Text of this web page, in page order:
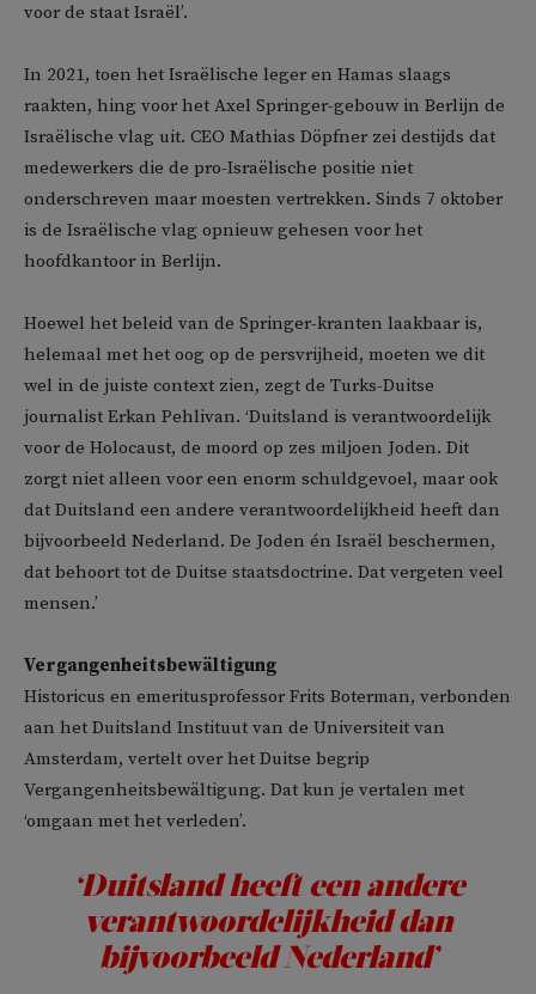
voor de staat Israël’.
In 2021, toen het Israëlische leger en Hamas slaags
raakten, hing voor het Axel Springer-gebouw in Berlijn de
Israëlische vlag uit. CEO Mathias Döpfner zei destijds dat
medewerkers die de pro-Israëlische positie niet
onderschreven maar moesten vertrekken. Sinds 7 oktober
is de Israëlische vlag opnieuw gehesen voor het
hoofdkantoor in Berlijn.
Hoewel het beleid van de Springer-kranten laakbaar is,
helemaal met het oog op de persvrijheid, moeten we dit
wel in de juiste context zien, zegt de Turks-Duitse
journalist Erkan Pehlivan. ‘Duitsland is verantwoordelijk
voor de Holocaust, de moord op zes miljoen Joden. Dit
zorgt niet alleen voor een enorm schuldgevoel, maar ook
dat Duitsland een andere verantwoordelijkheid heeft dan
bijvoorbeeld Nederland. De Joden én Israël beschermen,
dat behoort tot de Duitse staatsdoctrine. Dat vergeten veel
mensen.’
Vergangenheitsbewältigung
Historicus en emeritusprofessor Frits Boterman, verbonden
aan het Duitsland Instituut van de Universiteit van
Amsterdam, vertelt over het Duitse begrip
Vergangenheitsbewältigung. Dat kun je vertalen met
‘omgaan met het verleden’.
‘Duitsland heeft een andere
verantwoordelijkheid dan
bijvoorbeeld Nederland’